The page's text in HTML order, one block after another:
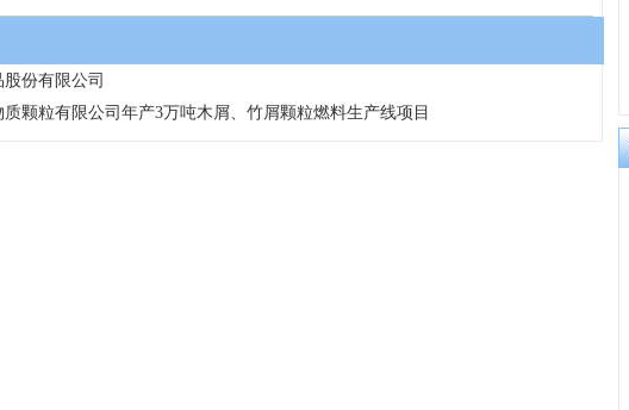
份有限公司
颗粒有限公司年产3万吨木屑、竹屑颗粒燃料生产线项目